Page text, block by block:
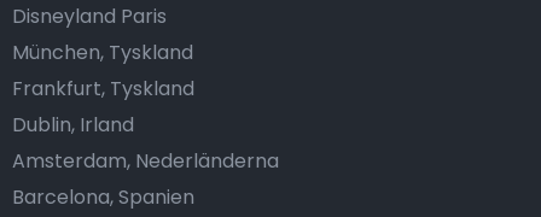
Disneyland Paris
München, Tyskland
Frankfurt, Tyskland
Dublin, Irland
Amsterdam, Nederländerna
Barcelona, Spanien